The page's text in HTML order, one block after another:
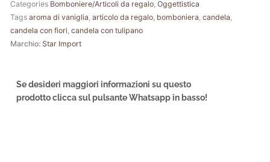
Categories Bomboniere/Articoli da regalo Oggettistica
Tags aroma di vaniglia articolo da regalo bomboniera candela
candela con fiori candela con tulipano
Marchio: Star Import
Se desideri maggiori informazioni su questo
prodotto clicca sul pulsante Whatsapp in basso!